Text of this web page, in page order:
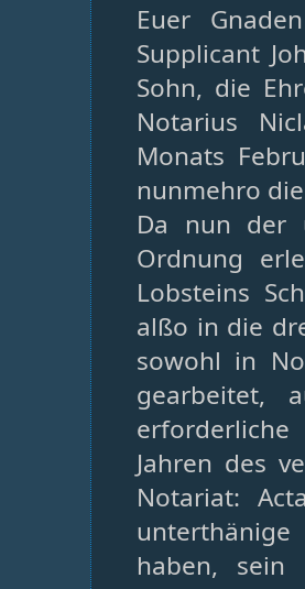
Euer
Supplicant
Sohn, die
Notarius
Monats
nunmehro
Da nun der
Ordnung
Lobsteins
alßo in die
sowohl in
gearbeitet,
Jahren des
Notariat:
haben, sein